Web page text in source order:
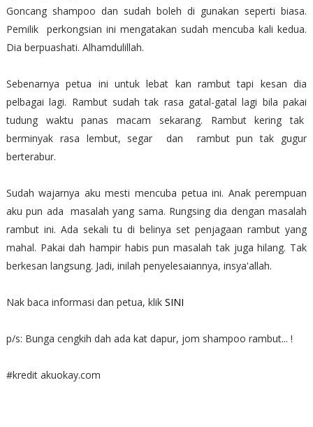
Goncang shampoo dan sudah boleh di gunakan seperti biasa.
Pemilik perkongsian ini mengatakan sudah mencuba kali kedua.
Dia berpuashati. Alhamdulillah.
Sebenarnya petua ini untuk lebat kan rambut tapi kesan dia
pelbagai lagi. Rambut sudah tak rasa gatal-gatal lagi bila pakai
tudung waktu panas macam sekarang. Rambut kering tak
berminyak rasa lembut, segar dan rambut pun tak gugur
berterabur.
Sudah wajarnya aku mesti mencuba petua ini. Anak perempuan
aku pun ada masalah yang sama. Rungsing dia dengan masalah
rambut ini. Ada sekali tu di belinya set penjagaan rambut yang
mahal. Pakai dah hampir habis pun masalah tak juga hilang. Tak
berkesan langsung. Jadi, inilah penyelesaiannya, insya'allah.
Nak baca informasi dan petua, klik SINI
p/s: Bunga cengkih dah ada kat dapur, jom shampoo rambut... !
#kredit akuokay.com